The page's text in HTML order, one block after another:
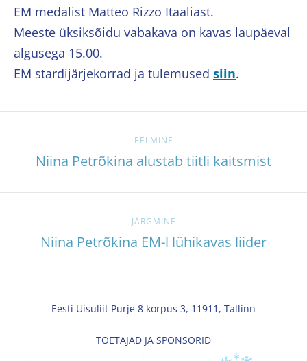
EM medalist Matteo Rizzo Itaaliast.
Meeste üksiksõidu vabakava on kavas laupäeval
algusega 15.00.
EM stardijärjekorrad ja tulemused siin.
EELMINE
Niina Petrõkina alustab tiitli kaitsmist
JÄRGMINE
Niina Petrõkina EM-l lühikavas liider
Eesti Uisuliit Purje 8 korpus 3, 11911, Tallinn
TOETAJAD JA SPONSORID